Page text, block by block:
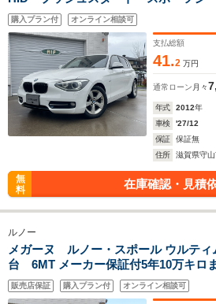
車検R9年12月まで
購入プラン付 オンライン相談可
支払総額
41.2 万円
通常ローン 月々
年式 2012年
車検
'27/12
保証
保証無
住所
滋賀県守
無
料
在庫確認・見積
ルノー
メガーヌ ルノー・スポール ウルテ
台 6MT メーカー保証付5年10万キ
登録済み未使用車
販売店保証 購入プラン付 オンライン相談可